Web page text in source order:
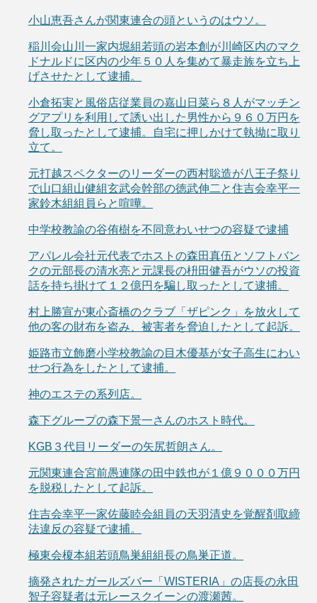
小山恵吾さんが関東連合の頭というのはウソ。
稲川会山川一家内堀組若頭の岩本創が川崎区内のマク
ドナルドに区内の少年５０人を集めて暴走族を立ち上
げさせたとして逮捕。
小倉拓実と風俗店従業員の嘉山日菜ら８人がマッチン
グアプリを利用して誘い出した男性から９６０万円を
脅し取ったとして逮捕。自宅に押しかけて執拗に取り
立て。
元打越スペクターのリーダーの西村聡造が八王子祭り
で山口組山健組玄武会幹部の徳武伸二と住吉会幸平一
家鈴木組組員らと喧嘩。
中学校教諭の谷侑樹を不同意わいせつの容疑で逮捕
アパレル会社元代表でホストの森田真伍とソフトバン
クの元部長の清水亮と元課長の枡田健吾がウソの投資
話を持ち掛けて１２億円を騙し取ったとして逮捕。
村上勝宣が東心斎橋のクラブ「ザピンク」を放火して
他の客の財布を盗み、被害者を脅迫したとして起訴。
姫路市立飾磨小学校教諭の目木優基が女子高生にわい
せつ行為をしたとして逮捕。
神のエステの系列店。
森下グループの森下景一さんのホスト時代。
KGB３代目リーダーの矢尻哲朗さん。
元関東連合宮前愚連隊の田中鉄也が１億９０００万円
を脱税したとして起訴。
住吉会幸平一家佐藤睦会組員の天羽清史を覚醒剤取締
法違反の容疑で逮捕。
極東会榎本組若頭鳥巣組組長の鳥巣正道。
摘発されたガールズバー「WISTERIA」の店長の永田
智子容疑者は元レースクイーンの渡瀬茜。